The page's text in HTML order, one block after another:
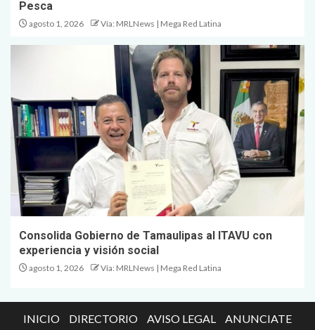
Pesca
agosto 1, 2026 Vía: MRLNews | Mega Red Latina
Consolida Gobierno de Tamaulipas al ITAVU con
experiencia y visión social
agosto 1, 2026 Vía: MRLNews | Mega Red Latina
INICIO DIRECTORIO AVISO LEGAL ANUNCIATE